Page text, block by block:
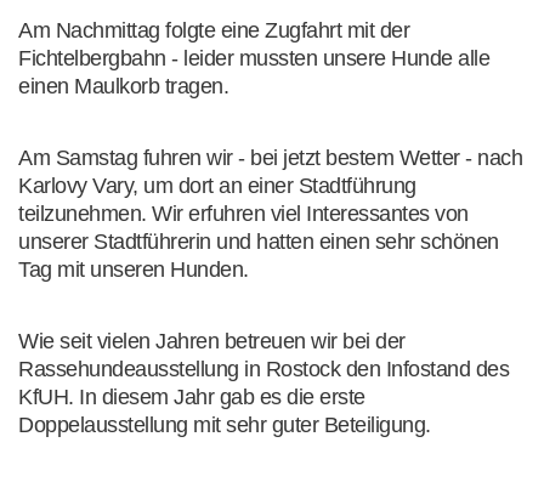
Am Nachmittag folgte eine Zugfahrt mit der
Fichtelbergbahn - leider mussten unsere Hunde alle
einen Maulkorb tragen.
Am Samstag fuhren wir - bei jetzt bestem Wetter - nach
Karlovy Vary, um dort an einer Stadtführung
teilzunehmen. Wir erfuhren viel Interessantes von
unserer Stadtführerin und hatten einen sehr schönen
Tag mit unseren Hunden.
Wie seit vielen Jahren betreuen wir bei der
Rassehundeausstellung in Rostock den Infostand des
KfUH. In diesem Jahr gab es die erste
Doppelausstellung mit sehr guter Beteiligung.